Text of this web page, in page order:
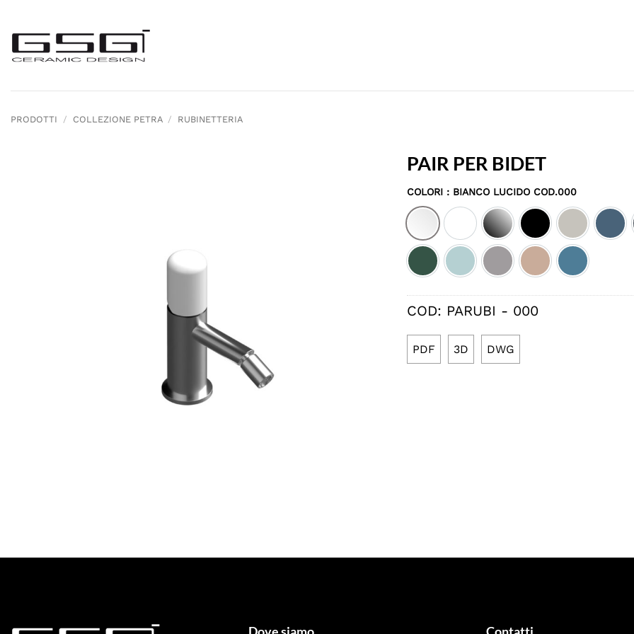
contenuti
PRODOTTI / COLLEZIONE PETRA / RUBINETTERIA
PAIR PER BIDET
COLORI : BIANCO LUCIDO COD.000
Bianco lucido cod.000
Bianco matt cod.001
Nero lucido cod.002
Nero matt cod.003
Pergamon
Smeraldo satinato cod.036
Ice satinato cod.037
Fumo satinato cod.038
Rosa lucido cod.039
Denim
COD: PARUBI - 000
PDF 3D DWG